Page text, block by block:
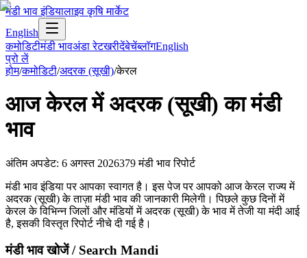
मंडी भाव इंडियालाइव कृषि मार्केट
English
कमोडिटीमंडी भावअंडा रेटखरीदेंबेचेंब्लॉगEnglish
प्रो लें
होम/कमोडिटी/अदरक (सूखी)/केरल
आजकेरलमेंअदरक (सूखी) का मंडी
भाव
अंतिम अपडेट: 6 अगस्त 2026379 मंडी भाव रिपोर्ट
मंडी भाव इंडिया पर आपका स्वागत है। इस पेज पर आपको आज केरल राज्य में
अदरक (सूखी) के ताज़ा मंडी भाव की जानकारी मिलेगी। पिछले कुछ दिनों में
केरल के विभिन्न जिलों और मंडियों में अदरक (सूखी) के भाव में तेजी या मंदी आई
है, इसकी विस्तृत रिपोर्ट नीचे दी गई है।
मंडी भाव खोजें / Search Mandi